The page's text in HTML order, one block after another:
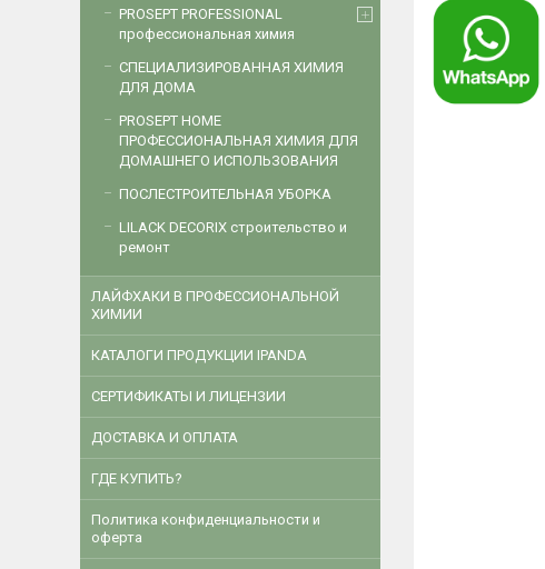
PROSEPT PROFESSIONAL
профессиональная химия
СПЕЦИАЛИЗИРОВАННАЯ ХИМИЯ
ДЛЯ ДОМА
PROSEPT HOME
ПРОФЕССИОНАЛЬНАЯ ХИМИЯ ДЛЯ
ДОМАШНЕГО ИСПОЛЬЗОВАНИЯ
ПОСЛЕСТРОИТЕЛЬНАЯ УБОРКА
LILACK DECORIX строительство и
ремонт
ЛАЙФХАКИ В ПРОФЕССИОНАЛЬНОЙ
ХИМИИ
КАТАЛОГИ ПРОДУКЦИИ IPANDA
CЕРТИФИКАТЫ И ЛИЦЕНЗИИ
ДОСТАВКА И ОПЛАТА
ГДЕ КУПИТЬ?
Политика конфиденциальности и
оферта